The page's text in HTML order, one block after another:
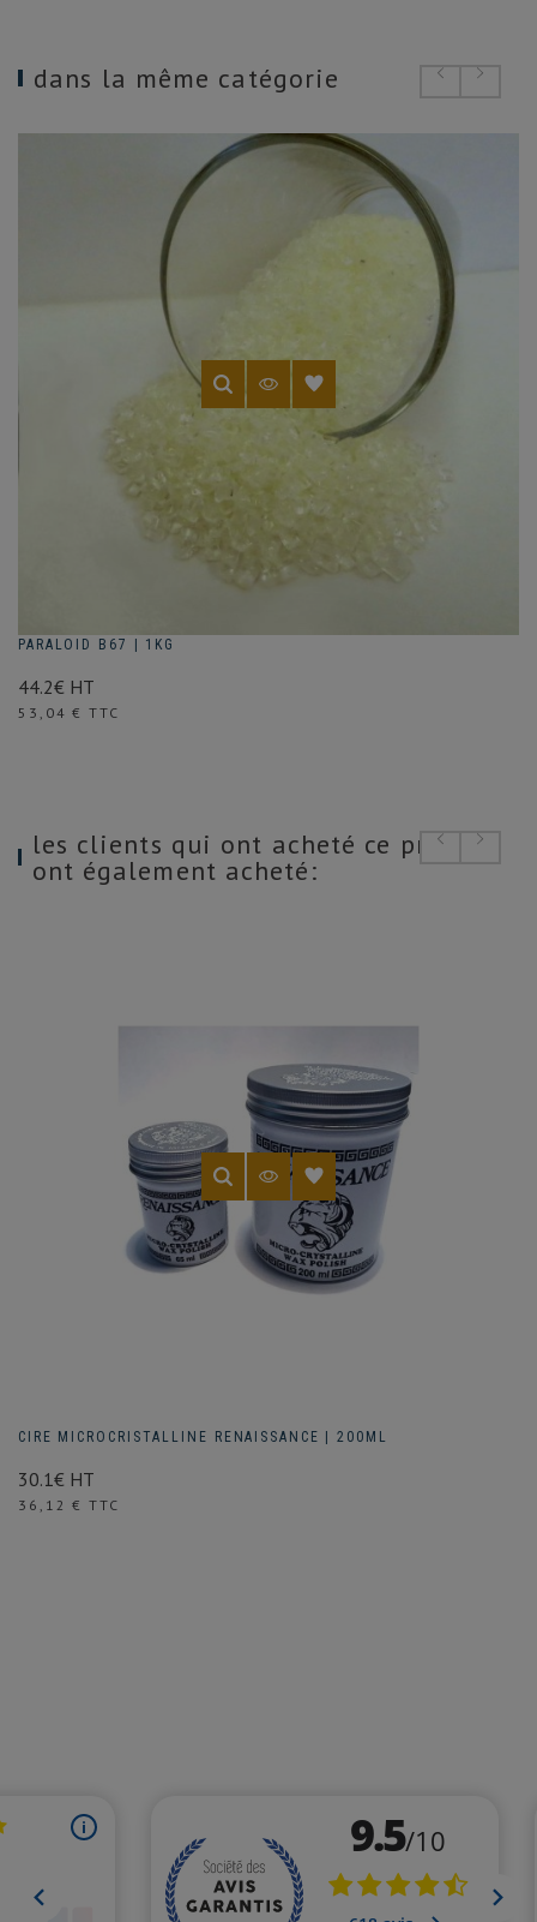
dans la même catégorie
PARALOID B67 | 1KG
44.2€ HT
Prix
53,04 € TTC
les clients qui ont acheté ce produit
ont également acheté:
CIRE MICROCRISTALLINE RENAISSANCE | 200ML
30.1€ HT
Prix
36,12 € TTC